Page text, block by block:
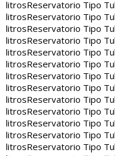
litrosReservatorio Tipo
litrosReservatorio Tipo
litrosReservatorio Tipo
litrosReservatorio Tipo
litrosReservatorio Tipo
litrosReservatorio Tipo
litrosReservatorio Tipo
litrosReservatorio Tipo
litrosReservatorio Tipo
litrosReservatorio Tipo
litrosReservatorio Tipo
litrosReservatorio Tipo
litrosReservatorio Tipo